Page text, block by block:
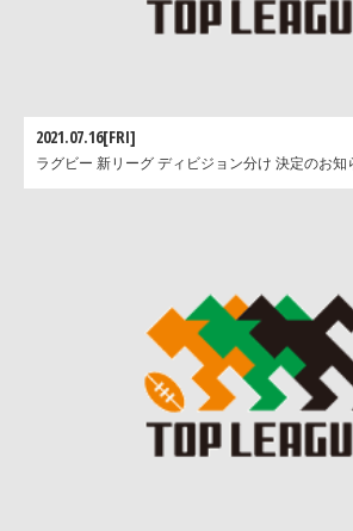
2021.07.16[FRI]
ラグビー 新リーグ ディビジョン分け 決定のお知